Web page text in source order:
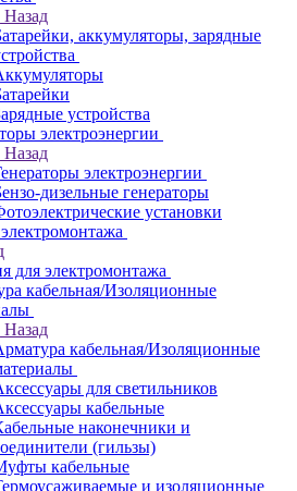
Назад
аккумуляторы, зарядные
устройства
электроэнергии
Назад
электроэнергии
дизельные генераторы
установки
для электромонтажа
кабельная/Изоляционные
Назад
кабельная/Изоляционные
для светильников
кабельные
наконечники и
(гильзы)
кабельные
и изоляционные